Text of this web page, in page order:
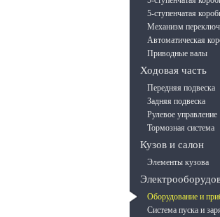
5-ступенчатая
Механизм
Автоматическая
Приводные валы
Ходовая часть
Передняя подвеска
Задняя подвеска
Рулевое управление
Тормозная система
Кузов и салон
Элементы кузова
Оборудование и
Система пуска и